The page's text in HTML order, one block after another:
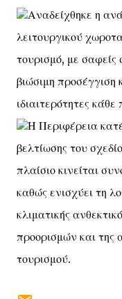
Αναδείχθηκε η
λειτουργικού
τουρισμό, με σαφείς
βιώσιμη προσέγγιση
ιδιαιτερότητες κάθε
Η Περιφέρεια
βελτίωσης του
πλαίσιο κινείται
καθώς ενισχύει τη
κλιματικής
προορισμών και της
τουρισμού.